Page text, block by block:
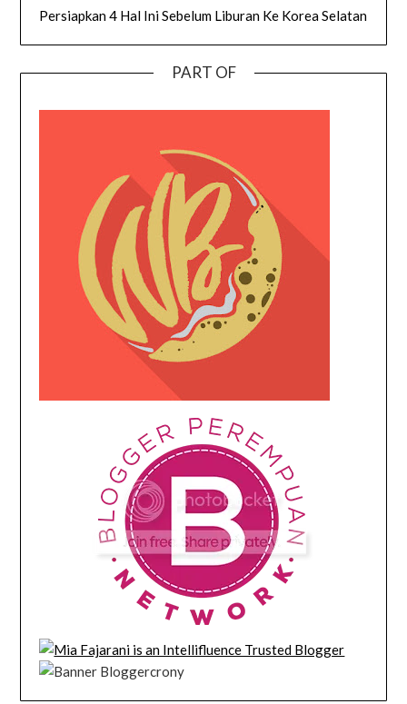
Persiapkan 4 Hal Ini Sebelum Liburan Ke Korea Selatan
PART OF